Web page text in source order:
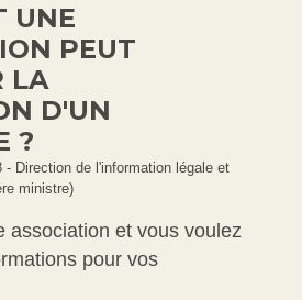
UNE
PEUT
LA
D'UN
?
Direction de l'information légale et
ministre)
association et vous voulez
pour vos